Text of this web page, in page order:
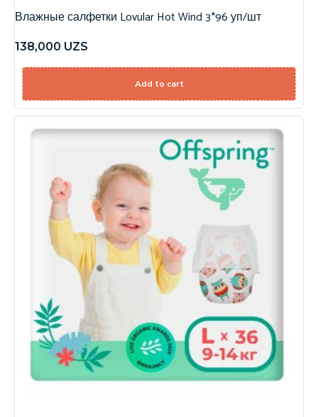
Влажные салфетки Lovular Hot Wind 3*96 уп/шт
138,000 UZS
Add to cart